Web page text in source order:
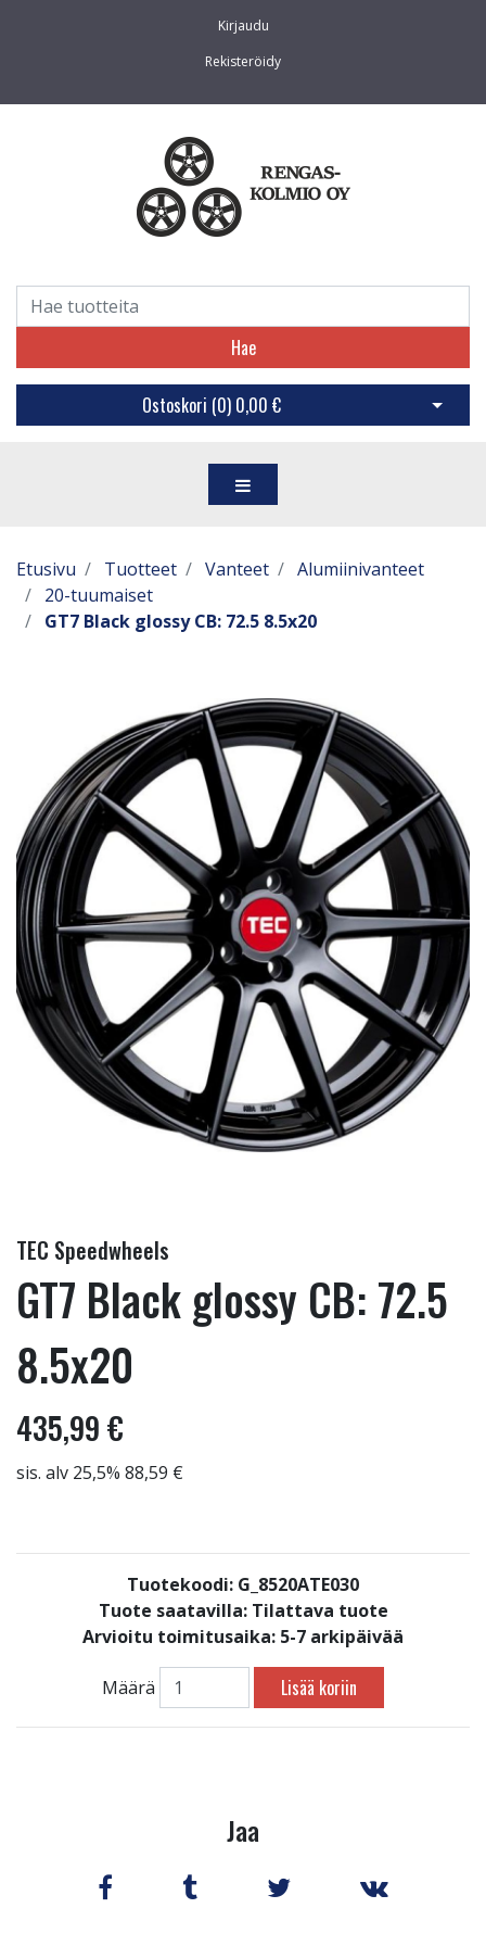
Kirjaudu
Rekisteröidy
Hae
Ostoskori (0) 0,00 € Avaa
Etusivu Tuotteet Vanteet
Alumiinivanteet
20-tuumaiset
GT7 Black glossy CB: 72.5 8.5x20
TEC Speedwheels
GT7 Black glossy CB: 72.5
8.5x20
435,99 €
sis. alv 25,5% 88,59 €
Tuotekoodi: G_8520ATE030
Tuote saatavilla: Tilattava tuote
Arvioitu toimitusaika: 5-7 arkipäivää
Määrä Lisää koriin
Jaa